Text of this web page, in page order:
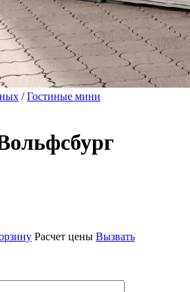
/Гостиные мини
Расчет цены Вызвать